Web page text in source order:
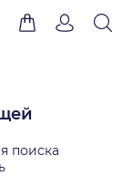
поиска